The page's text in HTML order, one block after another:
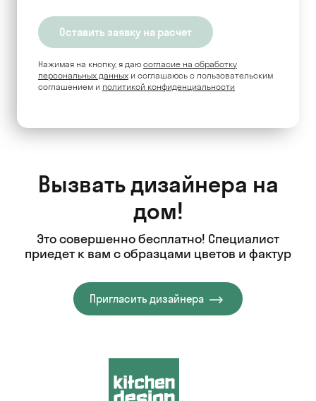
Нажимая на кнопку, я даю согласие на обработку
персональных данных и соглашаюсь c пользовательским
соглашением и политикой конфиденциальности
Вызвать дизайнера на
дом!
Это совершенно бесплатно! Специалист
приедет к вам с образцами цветов и фактур
Пригласить дизайнера